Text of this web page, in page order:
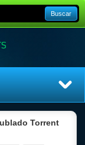
Buscar
Torrent